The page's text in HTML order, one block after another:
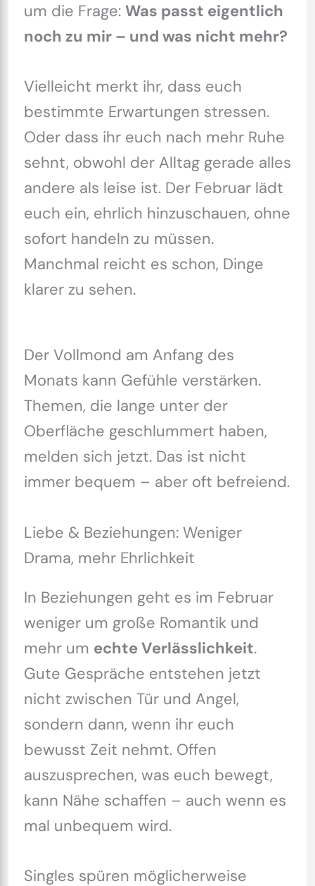
um die Frage: Was passt eigentlich
noch zu mir – und was nicht mehr?
Vielleicht merkt ihr, dass euch
bestimmte Erwartungen stressen.
Oder dass ihr euch nach mehr Ruhe
sehnt, obwohl der Alltag gerade alles
andere als leise ist. Der Februar lädt
euch ein, ehrlich hinzuschauen, ohne
sofort handeln zu müssen.
Manchmal reicht es schon, Dinge
klarer zu sehen.
Der Vollmond am Anfang des
Monats kann Gefühle verstärken.
Themen, die lange unter der
Oberfläche geschlummert haben,
melden sich jetzt. Das ist nicht
immer bequem – aber oft befreiend.
Liebe & Beziehungen: Weniger
Drama, mehr Ehrlichkeit
In Beziehungen geht es im Februar
weniger um große Romantik und
mehr um echte Verlässlichkeit.
Gute Gespräche entstehen jetzt
nicht zwischen Tür und Angel,
sondern dann, wenn ihr euch
bewusst Zeit nehmt. Offen
auszusprechen, was euch bewegt,
kann Nähe schaffen – auch wenn es
mal unbequem wird.
Singles spüren möglicherweise